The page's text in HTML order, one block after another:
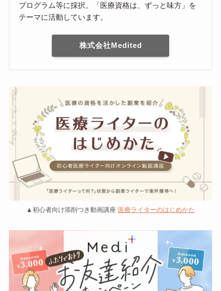
プログラム等に採択。「医療資格は、ずっと味方」を
テーマに活動しています。
株式会社Medited
▲初心者向け添削つき動画講座 医療ライターのはじめかた